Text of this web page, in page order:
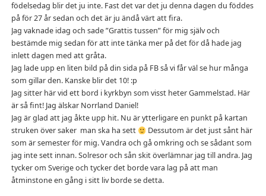
födelsedag blir det ju inte. Fast det var det ju denna dagen du föddes
på för 27 år sedan och det är ju ändå värt att fira.
Jag vaknade idag och sade ”Grattis tussen” för mig själv och
bestämde mig sedan för att inte tänka mer på det för då hade jag
inlett dagen med att gråta.
Jag lade upp en liten bild på din sida på FB så vi får väl se hur många
som gillar den. Kanske blir det 10! :p
Jag sitter här vid ett bord i kyrkbyn som visst heter Gammelstad. Här
är så fint! Jag älskar Norrland Daniel!
Jag är glad att jag åkte upp hit. Nu är ytterligare en punkt på kartan
struken över saker man ska ha sett
Dessutom är det just sånt här
som är semester för mig. Vandra och gå omkring och se sådant som
jag inte sett innan. Solresor och sån skit överlämnar jag till andra. Jag
tycker om Sverige och tycker det borde vara lag på att man
åtminstone en gång i sitt liv borde se detta.